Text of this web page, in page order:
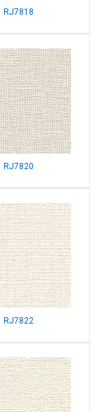
RJ7818
RJ7820
RJ7822